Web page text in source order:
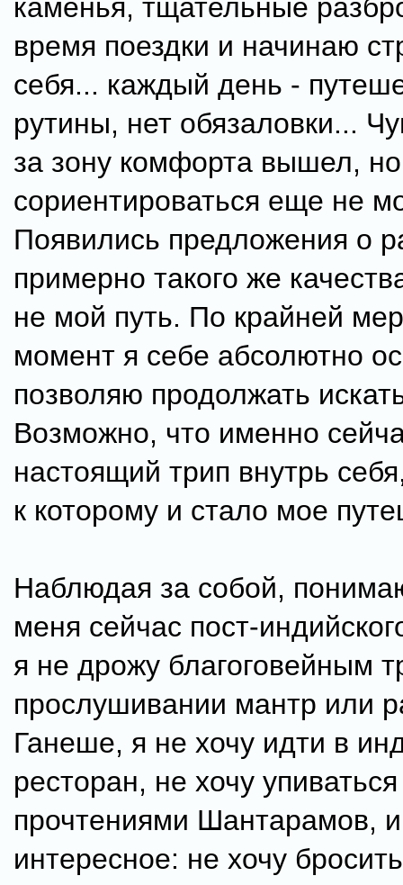
каменья, тщательные
время поездки и начинаю
себя... каждый день -
рутины, нет обязаловки...
за зону комфорта вышел, но
сориентироваться еще не
Появились предложения о
примерно такого же
не мой путь. По крайней
момент я себе абсолютно
позволяю продолжать
Возможно, что именно
настоящий трип внутрь
к которому и стало мое
Наблюдая за собой,
меня сейчас пост-
я не дрожу благоговейным
прослушивании мантр или
Ганеше, я не хочу идти в
ресторан, не хочу упиваться
прочтениями Шантарамов,
интересное: не хочу